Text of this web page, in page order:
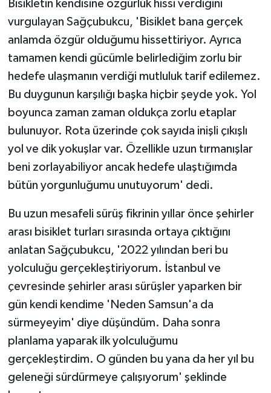
Bisikletin kendisine özgürlük hissi verdiğini
vurgulayan Sağçubukcu, 'Bisiklet bana gerçek
anlamda özgür olduğumu hissettiriyor. Ayrıca
tamamen kendi gücümle belirlediğim zorlu bir
hedefe ulaşmanın verdiği mutluluk tarif edilemez.
Bu duygunun karşılığı başka hiçbir şeyde yok. Yol
boyunca zaman zaman oldukça zorlu etaplar
bulunuyor. Rota üzerinde çok sayıda inişli çıkışlı
yol ve dik yokuşlar var. Özellikle uzun tırmanışlar
beni zorlayabiliyor ancak hedefe ulaştığımda
bütün yorgunluğumu unutuyorum' dedi.
Bu uzun mesafeli sürüş fikrinin yıllar önce şehirler
arası bisiklet turları sırasında ortaya çıktığını
anlatan Sağçubukcu, '2022 yılından beri bu
yolculuğu gerçekleştiriyorum. İstanbul ve
çevresinde şehirler arası sürüşler yaparken bir
gün kendi kendime 'Neden Samsun'a da
sürmeyeyim' diye düşündüm. Daha sonra
planlama yaparak ilk yolculuğumu
gerçekleştirdim. O günden bu yana da her yıl bu
geleneği sürdürmeye çalışıyorum' şeklinde